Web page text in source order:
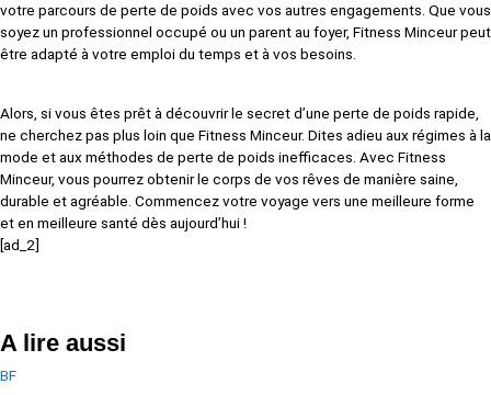
votre parcours de perte de poids avec vos autres engagements. Que vous
soyez un professionnel occupé ou un parent au foyer, Fitness Minceur peut
être adapté à votre emploi du temps et à vos besoins.
Alors, si vous êtes prêt à découvrir le secret d’une perte de poids rapide,
ne cherchez pas plus loin que Fitness Minceur. Dites adieu aux régimes à la
mode et aux méthodes de perte de poids inefficaces. Avec Fitness
Minceur, vous pourrez obtenir le corps de vos rêves de manière saine,
durable et agréable. Commencez votre voyage vers une meilleure forme
et en meilleure santé dès aujourd’hui !
[ad_2]
A lire aussi
BF